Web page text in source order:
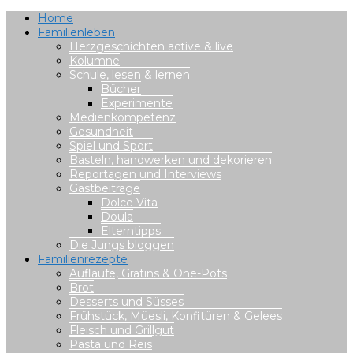
Home
Familienleben
Herzgeschichten active & live
Kolumne
Schule, lesen & lernen
Bücher
Experimente
Medienkompetenz
Gesundheit
Spiel und Sport
Basteln, handwerken und dekorieren
Reportagen und Interviews
Gastbeiträge
Dolce Vita
Doula
Elterntipps
Die Jungs bloggen
Familienrezepte
Aufläufe, Gratins & One-Pots
Brot
Desserts und Süsses
Frühstück, Müesli, Konfitüren & Gelees
Fleisch und Grillgut
Pasta und Reis